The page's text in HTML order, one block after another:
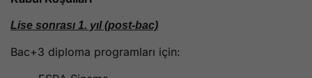
Lise sonrası 1. yıl (post-bac)
Bac+3 diploma programları için: